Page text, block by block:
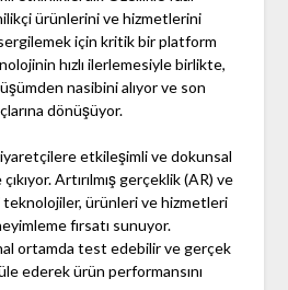
ürünlerini ve hizmetlerini
için kritik bir platform
hızlı ilerlemesiyle birlikte,
nasibini alıyor ve son
dönüşüyor.
etkileşimli ve dokunsal
Artırılmış gerçeklik (AR) ve
teknolojiler, ürünleri ve hizmetleri
fırsatı sunuyor.
ortamda test edebilir ve gerçek
ederek ürün performansını